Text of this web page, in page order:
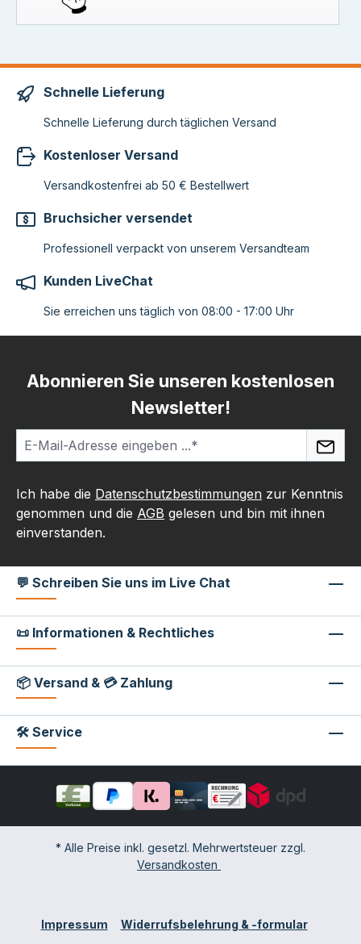
Schnelle Lieferung
Schnelle Lieferung durch täglichen Versand
Kostenloser Versand
Versandkostenfrei ab 50 € Bestellwert
Bruchsicher versendet
Professionell verpackt von unserem Versandteam
Kunden LiveChat
Sie erreichen uns täglich von 08:00 - 17:00 Uhr
Abonnieren Sie unseren kostenlosen
Newsletter!
Ich habe die Datenschutzbestimmungen zur Kenntnis
genommen und die AGB gelesen und bin mit ihnen
einverstanden.
💬 Schreiben Sie uns im Live Chat
📜 Informationen & Rechtliches
📦 Versand & 💳 Zahlung
🛠 Service
* Alle Preise inkl. gesetzl. Mehrwertsteuer zzgl.
Versandkosten
Impressum
Widerrufsbelehrung & -formular